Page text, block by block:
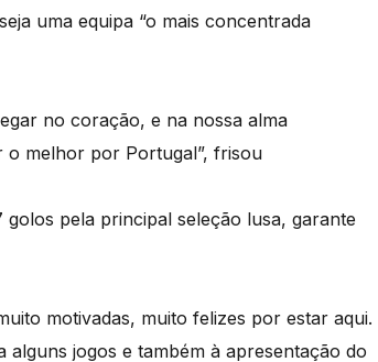
uma equipa “o mais concentrada
no coração, e na nossa alma
o melhor por Portugal”, frisou
pela principal seleção lusa, garante
motivadas, muito felizes por estar aqui.
jogos e também à apresentação do